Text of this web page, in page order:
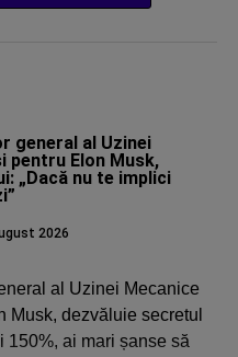
general al Uzinei
pentru Elon Musk,
„Dacă nu te implici
2026
al Uzinei Mecanice
Musk, dezvăluie secretul
150%, ai mari șanse să